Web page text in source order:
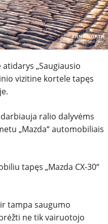
„Saugiausio
vizitine kortele tapęs
ralio dalyvėms
„Mazda“ automobiliais
tapęs „Mazda CX-30“
tampa saugumo
ne tik vairuotojo